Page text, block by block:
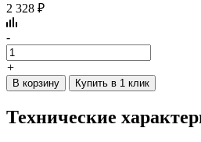
2 328 ₽
-
+
В корзину Купить в 1 клик
Технические